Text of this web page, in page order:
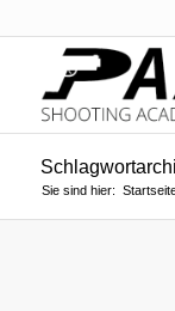
Sie sind hier: